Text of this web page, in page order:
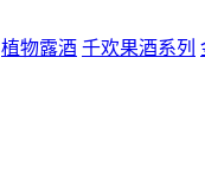
植物露酒 千欢果酒系列